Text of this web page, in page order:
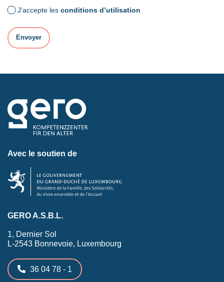
J’accepte les conditions d’utilisation
Avec le soutien de
GERO A.S.B.L.
1, Dernier Sol
L-2543 Bonnevoie, Luxembourg
36 04 78 - 1